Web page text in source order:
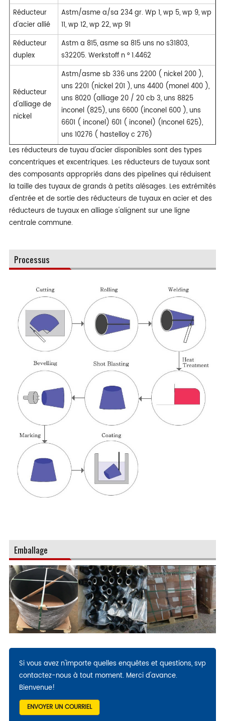
Réducteur
d'acier allié
Astm/asme a/sa 234 gr. Wp 1, wp 5, wp 9, wp
11, wp 12, wp 22, wp 91
Réducteur
duplex
Astm a 815, asme sa 815 uns no s31803,
s32205. Werkstoff n ° 1.4462
Réducteur
d'alliage de
nickel
Astm/asme sb 336 uns 2200 ( nickel 200 ),
uns 2201 (nickel 201 ), uns 4400 (monel 400 ),
uns 8020 (alliage 20 / 20 cb 3, uns 8825
inconel (825), uns 6600 (inconel 600 ), uns
6601 ( inconel) 601 ( inconel) (Inconel 625),
uns 10276 ( hastelloy c 276)
Les réducteurs de tuyau d'acier disponibles sont des types
concentriques et excentriques. Les réducteurs de tuyaux sont
des composants appropriés dans des pipelines qui réduisent
la taille des tuyaux de grands à petits alésages. Les extrémités
d'entrée et de sortie des réducteurs de tuyaux en acier et des
réducteurs de tuyaux en alliage s'alignent sur une ligne
centrale commune.
Processus
Emballage
Si vous avez n'importe quelles enquêtes et questions, svp
contactez-nous à tout moment. Merci d'avance.
Bienvenue!
ENVOYER UN COURRIEL